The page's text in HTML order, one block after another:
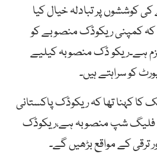
کوششوں پر تبادلہ خیال کیا
کہ کمپنی ریکوڈک منصوبے کو
ہے۔ریکو ڈک منصوبہ کیلیے
کو سراہتے ہیں۔
کا کہنا تھا کہ ریکوڈک پاکستانی
فلیگ شپ منصوبہ ہے،ریکوڈک
ترقی کے مواقع بڑھیں گے۔